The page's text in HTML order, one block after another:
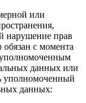
или
нарушение прав
с момента
данных или
уполномоченный
данных: